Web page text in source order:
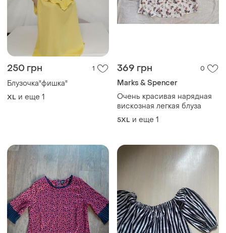
250 грн 1
Блузочка"фишка"
XL и еще 1
369 грн 0
Marks & Spencer
Очень красивая нарядная
вискозная легкая блуза
5XL и еще 1